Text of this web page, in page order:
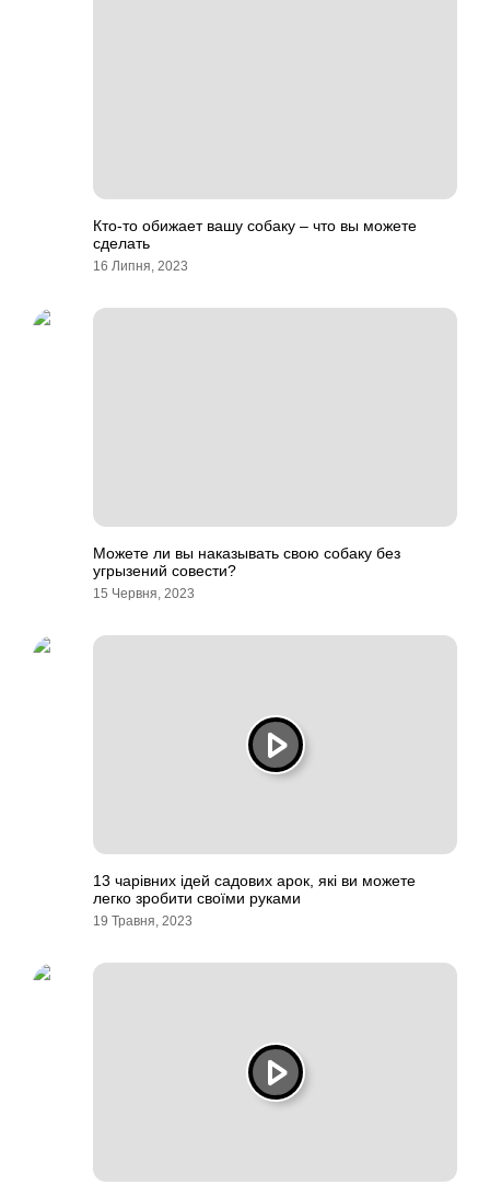
Кто-то обижает вашу собаку – что вы можете
сделать
16 Липня, 2023
Можете ли вы наказывать свою собаку без
угрызений совести?
15 Червня, 2023
13 чарівних ідей садових арок, які ви можете
легко зробити своїми руками
19 Травня, 2023